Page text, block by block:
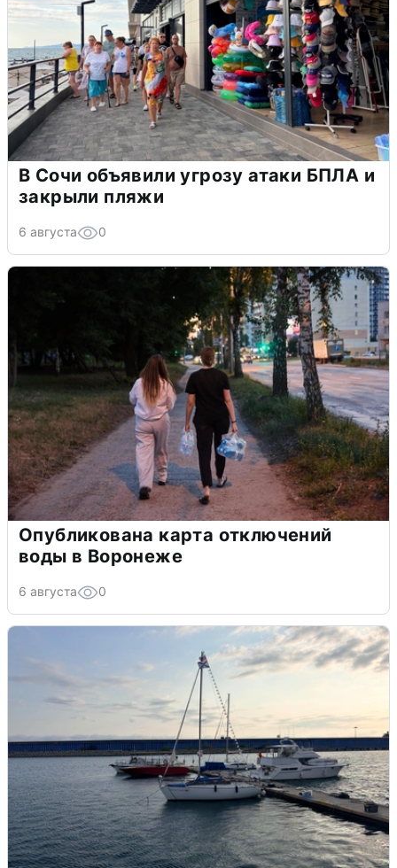
В Сочи объявили угрозу атаки БПЛА и
закрыли пляжи
6 августа 0
Опубликована карта отключений
воды в Воронеже
6 августа 0